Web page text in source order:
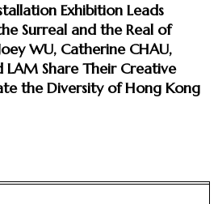
Exhibition Leads
Surreal and the Real of
WU, Catherine CHAU,
LAM Share Their Creative
the Diversity of Hong Kong